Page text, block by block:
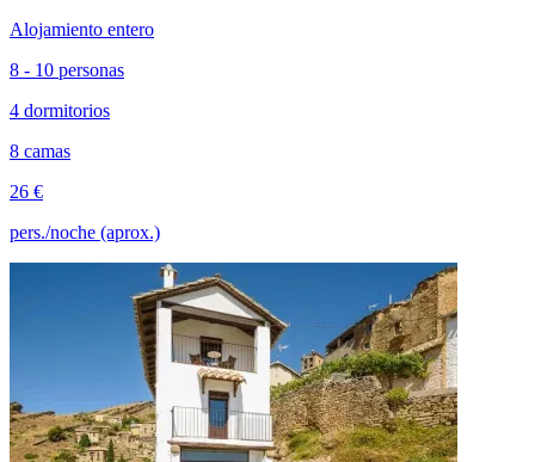
Alojamiento entero
8 - 10 personas
4 dormitorios
8 camas
26 €
pers./noche (aprox.)